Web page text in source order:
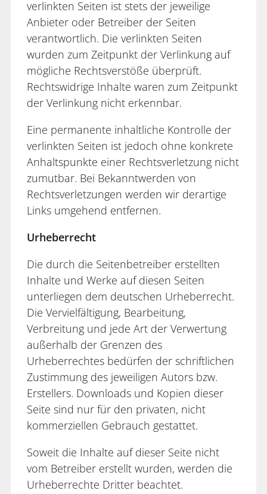
verlinkten Seiten ist stets der jeweilige
Anbieter oder Betreiber der Seiten
verantwortlich. Die verlinkten Seiten
wurden zum Zeitpunkt der Verlinkung auf
mögliche Rechtsverstöße überprüft.
Rechtswidrige Inhalte waren zum Zeitpunkt
der Verlinkung nicht erkennbar.
Eine permanente inhaltliche Kontrolle der
verlinkten Seiten ist jedoch ohne konkrete
Anhaltspunkte einer Rechtsverletzung nicht
zumutbar. Bei Bekanntwerden von
Rechtsverletzungen werden wir derartige
Links umgehend entfernen.
Urheberrecht
Die durch die Seitenbetreiber erstellten
Inhalte und Werke auf diesen Seiten
unterliegen dem deutschen Urheberrecht.
Die Vervielfältigung, Bearbeitung,
Verbreitung und jede Art der Verwertung
außerhalb der Grenzen des
Urheberrechtes bedürfen der schriftlichen
Zustimmung des jeweiligen Autors bzw.
Erstellers. Downloads und Kopien dieser
Seite sind nur für den privaten, nicht
kommerziellen Gebrauch gestattet.
Soweit die Inhalte auf dieser Seite nicht
vom Betreiber erstellt wurden, werden die
Urheberrechte Dritter beachtet.